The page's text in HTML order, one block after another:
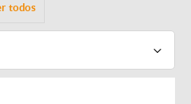
todos